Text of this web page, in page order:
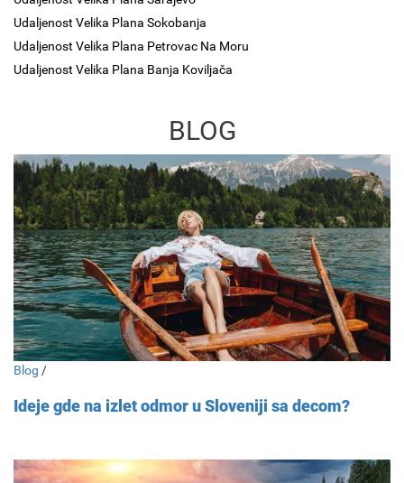
Udaljenost Velika Plana Sokobanja
Udaljenost Velika Plana Petrovac Na Moru
Udaljenost Velika Plana Banja Koviljača
BLOG
Blog /
Ideje gde na izlet odmor u Sloveniji sa decom?